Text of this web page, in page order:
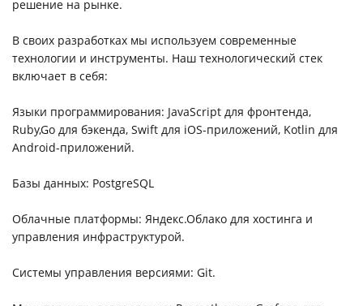
решение на рынке.
В своих разработках мы используем современные
технологии и инструменты. Наш технологический стек
включает в себя:
Языки программирования: JavaScript для фронтенда,
Ruby,Go для бэкенда, Swift для iOS-приложений, Kotlin для
Android-приложений.
Базы данных: PostgreSQL
Облачные платформы: Яндекс.Облако для хостинга и
управления инфраструктурой.
Системы управления версиями: Git.